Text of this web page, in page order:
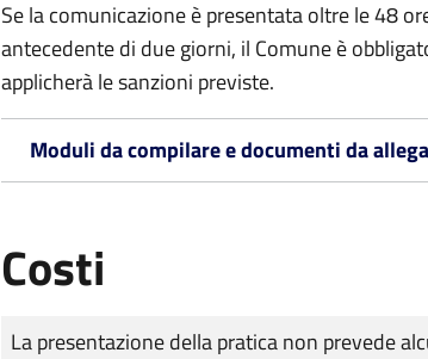
Se la comunicazione è presentata oltre le 48
antecedente di due giorni, il Comune è
applicherà le sanzioni previste.
Moduli da compilare e documenti da
Costi
Tipo di pagamento
Importo
La presentazione della pratica non prevede